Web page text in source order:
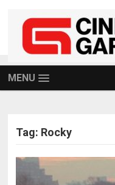
MENU
Tag: Rocky